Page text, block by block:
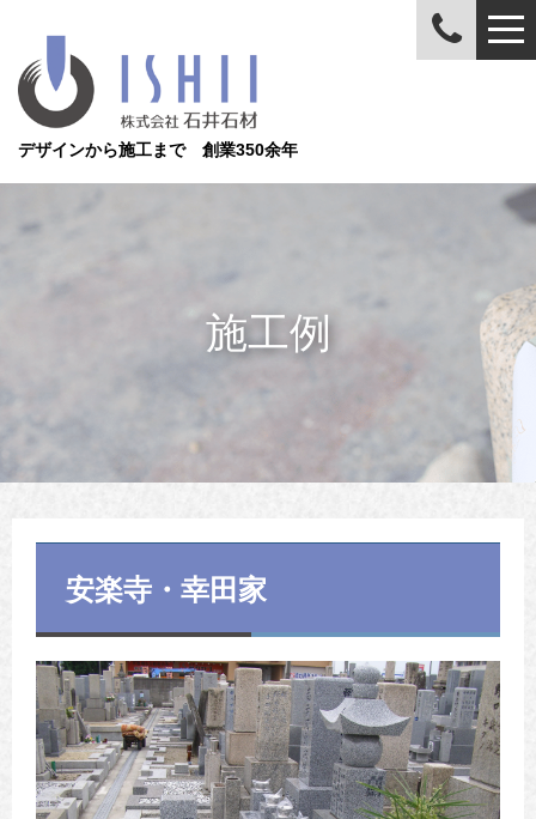
デザインから施工まで 創業350余年
施工例
安楽寺・幸田家